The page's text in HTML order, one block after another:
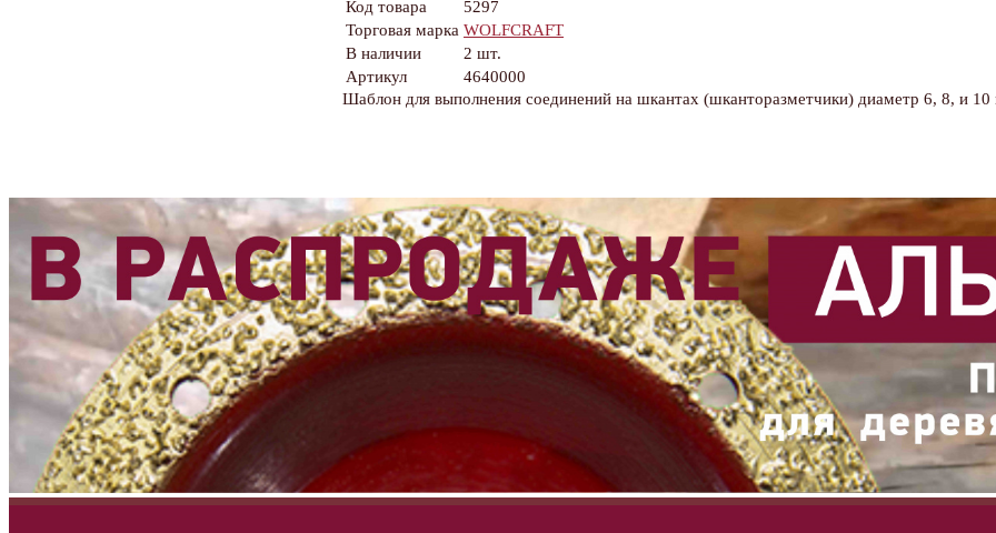
Код товара
5297
Торговая марка WOLFCRAFT
В наличии
2 шт.
Артикул
4640000
Шаблон для выполнения соединений на шкантах (шканторазметчики) диаметр 6, 8, и